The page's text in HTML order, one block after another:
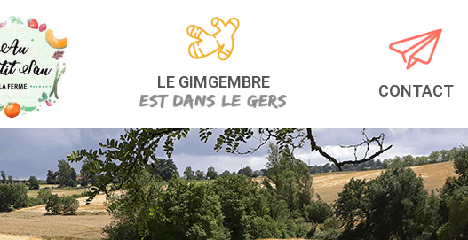
LE GIMGEMBRE CONTACT